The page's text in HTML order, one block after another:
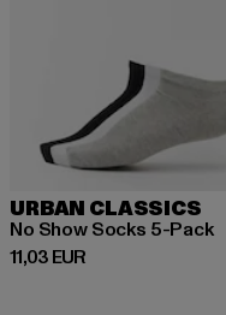
URBAN CLASSICS
No Show Socks 5-Pack
11,03 EUR
Derzeitiger Preis: 11,03 EUR